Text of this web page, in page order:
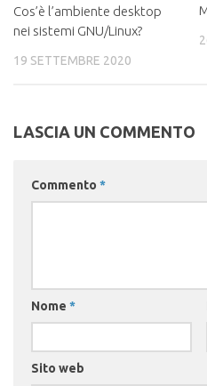
Cos’è l’ambiente desktop
nei sistemi GNU/Linux?
19 SETTEMBRE 2020
LASCIA UN COMMENTO
Commento *
Nome *
Sito web